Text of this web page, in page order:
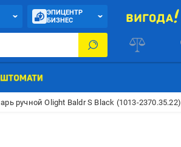
ЭПИЦЕНТР
БИЗНЕС
ручной Olight Baldr S Black (1013-2370.35.22)